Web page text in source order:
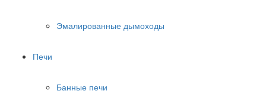
Эмалированные дымоходы
Печи
Банные печи